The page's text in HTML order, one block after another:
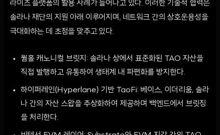
라이즈 플랫폼의 활용 사례가 늘어나고 있다. 이러한 기술적 협력은
솔라나 재단의 지원 아래 이루어지며, 네트워크 간의 상호운용성을
극대화하는 데 초점을 맞추고 있다.
웜홀 캐노니컬 브릿지: 솔라나 상에서 표준화된 TAO 자산을
직접 발행하고 유통하여 생태계 내 파편화를 방지한다.
하이퍼레인(Hyperlane) 기반 TaoFi: 베이스, 이더리움, 솔라
나 간의 자산 스왑을 추상화하여 제공하며 백엔드에서 브릿징
을 처리한다.